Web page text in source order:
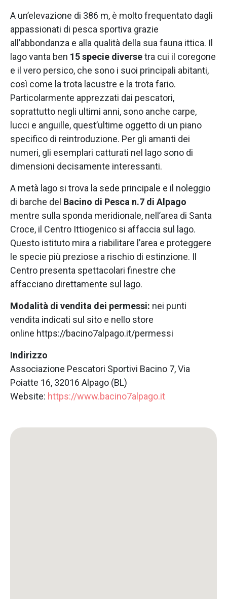
A un’elevazione di 386 m, è molto frequentato dagli
appassionati di pesca sportiva grazie
all’abbondanza e alla qualità della sua fauna ittica. Il
lago vanta ben 15 specie diversetra cui il coregone
e il vero persico, che sono i suoi principali abitanti,
così come la trota lacustre e la trota fario.
Particolarmente apprezzati dai pescatori,
soprattutto negli ultimi anni, sono anche carpe,
lucci e anguille, quest’ultime oggetto di un piano
specifico di reintroduzione. Per gli amanti dei
numeri, gli esemplari catturati nel lago sono di
dimensioni decisamente interessanti.
A metà lago si trova la sede principale e il noleggio
di barche del Bacino di Pesca n.7 di Alpago
mentre sulla sponda meridionale, nell’area di Santa
Croce, il Centro Ittiogenico si affaccia sul lago.
Questo istituto mira a riabilitare l’area e proteggere
le specie più preziose a rischio di estinzione. Il
Centro presenta spettacolari finestre che
affacciano direttamente sul lago.
Modalità di vendita dei permessi: nei punti
vendita indicati sul sito e nello store
online https://bacino7alpago.it/permessi
Indirizzo
Associazione Pescatori Sportivi Bacino 7, Via
Poiatte 16, 32016 Alpago (BL)
Website: https://www.bacino7alpago.it